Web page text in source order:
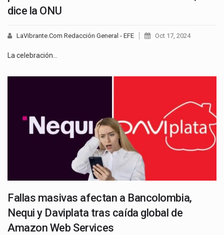
dice la ONU
LaVibrante.Com Redacción General - EFE Oct 17, 2024
La celebración…
Fallas masivas afectan a Bancolombia,
Nequi y Daviplata tras caída global de
Amazon Web Services